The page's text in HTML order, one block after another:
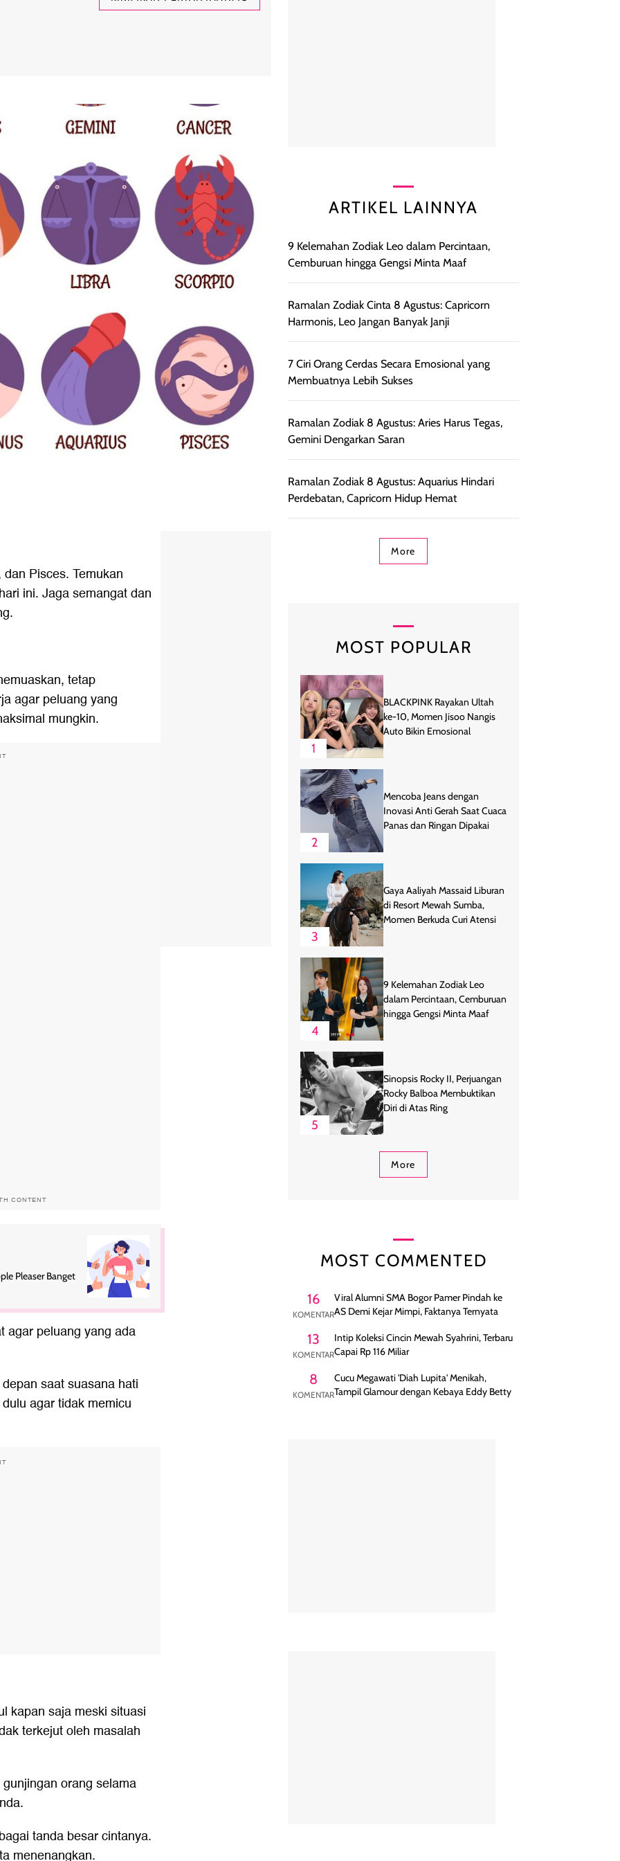
Pisces. Temukan
ini. Jaga semangat dan
tetap
agar peluang yang
mungkin.
CONTENT
Pleaser Banget
agar peluang yang ada
saat suasana hati
agar tidak memicu
kapan saja meski situasi
terkejut oleh masalah
orang selama
tanda besar cintanya.
menenangkan.
ARTIKEL LAINNYA
9 Kelemahan Zodiak Leo dalam Percintaan,
Cemburuan hingga Gengsi Minta Maaf
Ramalan Zodiak Cinta 8 Agustus: Capricorn
Harmonis, Leo Jangan Banyak Janji
7 Ciri Orang Cerdas Secara Emosional yang
Membuatnya Lebih Sukses
Ramalan Zodiak 8 Agustus: Aries Harus Tegas,
Gemini Dengarkan Saran
Ramalan Zodiak 8 Agustus: Aquarius Hindari
Perdebatan, Capricorn Hidup Hemat
More
MOST POPULAR
1
BLACKPINK Rayakan Ultah
ke-10, Momen Jisoo Nangis
Auto Bikin Emosional
2
Mencoba Jeans dengan
Inovasi Anti Gerah Saat Cuaca
Panas dan Ringan Dipakai
3
Gaya Aaliyah Massaid Liburan
di Resort Mewah Sumba,
Momen Berkuda Curi Atensi
4
9 Kelemahan Zodiak Leo
dalam Percintaan, Cemburuan
hingga Gengsi Minta Maaf
5
Sinopsis Rocky II, Perjuangan
Rocky Balboa Membuktikan
Diri di Atas Ring
More
MOST COMMENTED
16
KOMENTAR
Viral Alumni SMA Bogor Pamer Pindah ke
AS Demi Kejar Mimpi, Faktanya Ternyata
13
KOMENTAR
Intip Koleksi Cincin Mewah Syahrini, Terbaru
Capai Rp 116 Miliar
8
KOMENTAR
Cucu Megawati 'Diah Lupita' Menikah,
Tampil Glamour dengan Kebaya Eddy Betty